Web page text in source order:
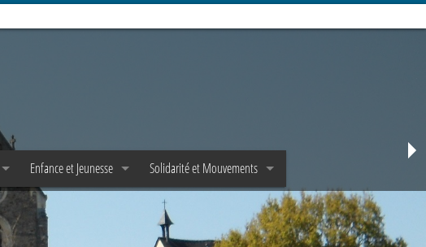
Enfance et Jeunesse
Enfance
Pasto Jeunes et Epha✝a
Solidarité et Mouvements
Mouvements d’adultes
Mouvements de jeunes